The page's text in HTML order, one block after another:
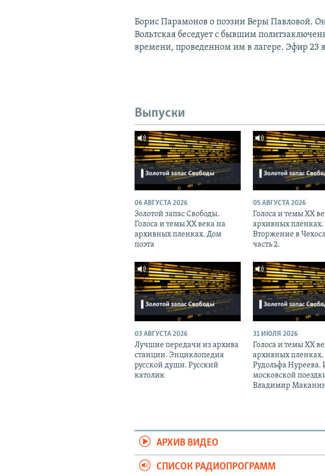
Борис Парамонов о поэзии Веры Павловой.
Вольтская беседует с бывшим
времени, проведенном им в лагере. Эфир 23
Выпуски
06 АВГУСТА 2026
Золотой запас Свободы.
Голоса и темы XX века на
архивных пленках. Дом
поэта
05 АВГУСТА 2026
Голоса и темы XX
архивных пленках.
Вторжение в
часть 2.
03 АВГУСТА 2026
Лучшие передачи из архива
станции. Энциклопедия
русской души. Русский
католик
31 ИЮЛЯ 2026
Голоса и темы XX
архивных
Рудольфа Нуреева.
московской
Владимир
АРХИВ ВИДЕО
СПИСОК РАДИОПРОГРАММ